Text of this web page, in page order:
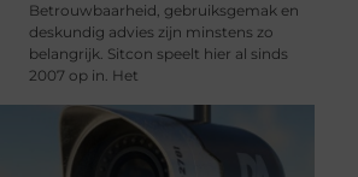
Betrouwbaarheid, gebruiksgemak en
deskundig advies zijn minstens zo
belangrijk. Sitcon speelt hier al sinds
2007 op in. Het